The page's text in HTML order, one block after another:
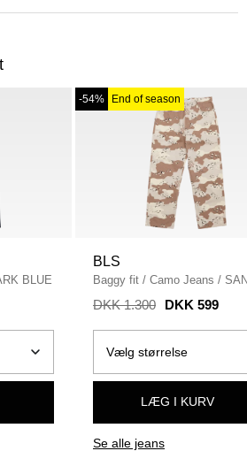
BLUE
-54% End of season
BLS
Baggy fit / Camo Jeans /
DKK 1.300 DKK 599
LÆG I KURV
Se alle jeans